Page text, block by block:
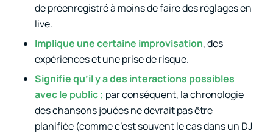
de préenregistré à moins de faire des réglages en
live.
Implique une certaine improvisation, des
expériences et une prise de risque.
Signifie qu’il y a des interactions possibles
avec le public ; par conséquent, la chronologie
des chansons jouées ne devrait pas être
planifiée (comme c’est souvent le cas dans un DJ